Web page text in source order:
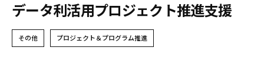
データ利活用プロジェクト推進支援
その他 プロジェクト＆プログラム推進